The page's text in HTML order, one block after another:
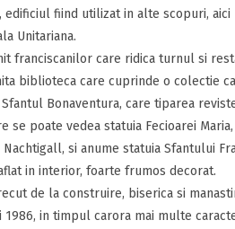
fiind utilizat in alte scopuri,
Unitariana.
franciscanilor care ridica turnul si
biblioteca care cuprinde o colectie
Bonaventura, care tiparea
se poate vedea statuia Fecioarei
si anume statuia Sfantului
in interior, foarte frumos decorat.
de la construire, biserica si
1986, in timpul carora mai multe